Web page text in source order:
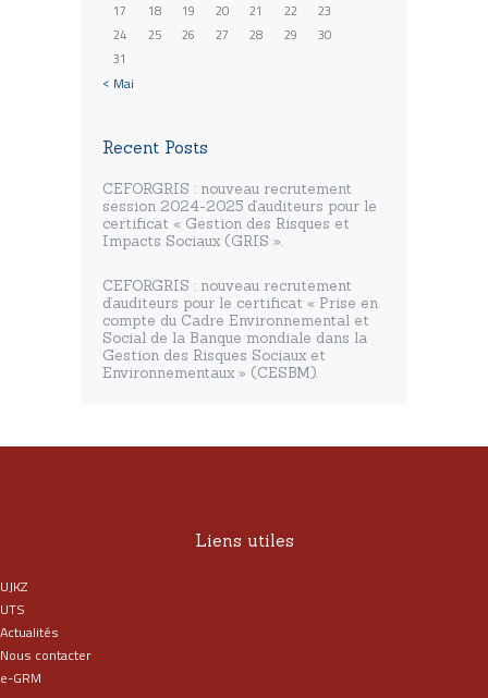
17
18 19 20 21 22
23
24
25 26 27 28 29
30
31
« Mai
Recent Posts
CEFORGRIS : nouveau recrutement
session 2024-2025 d’auditeurs pour le
certificat « Gestion des Risques et
Impacts Sociaux (GRIS ».
CEFORGRIS : nouveau recrutement
d’auditeurs pour le certificat « Prise en
compte du Cadre Environnemental et
Social de la Banque mondiale dans la
Gestion des Risques Sociaux et
Environnementaux » (CESBM).
Liens utiles
UJKZ
UTS
Actualités
Nous contacter
e-GRM